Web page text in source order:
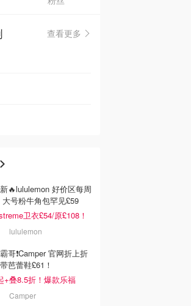
🇦🇺
🇳🇿新西兰
查看更多
🔥lululemon 好价区每周
大号粉牛角包罕见£59
卫衣£54/原£108！
lululemon
哥❗️Camper 官网折上折
芭蕾鞋£61！
+叠8.5折！爆款乐福
Camper